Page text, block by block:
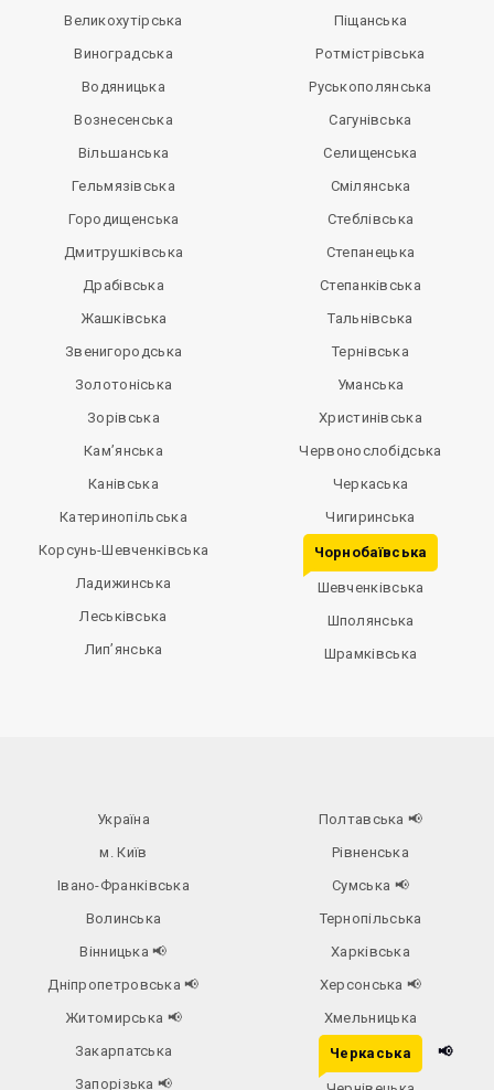
Великохутірська
Виноградська
Водяницька
Вознесенська
Вільшанська
Гельмязівська
Городищенська
Дмитрушківська
Драбівська
Жашківська
Звенигородська
Золотоніська
Зорівська
Кам’янська
Канівська
Катеринопільська
Корсунь-Шевченківська
Ладижинська
Леськівська
Лип’янська
Піщанська
Ротмістрівська
Руськополянська
Сагунівська
Селищенська
Смілянська
Стеблівська
Степанецька
Степанківська
Тальнівська
Тернівська
Уманська
Христинівська
Червонослобідська
Черкаська
Чигиринська
Чорнобаївська
Шевченківська
Шполянська
Шрамківська
Україна
м. Київ
Івано-Франківська
Волинська
Вінницька📢
Дніпропетровська📢
Житомирська 📢
Закарпатська
Запорізька 📢
Полтавська 📢
Рівненська
Сумська 📢
Тернопільська
Харківська
Херсонська 📢
Хмельницька
Черкаська 📢